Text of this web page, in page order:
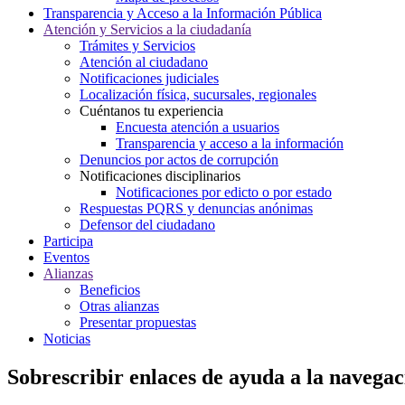
Transparencia y Acceso a la Información Pública
Atención y Servicios a la ciudadanía
Trámites y Servicios
Atención al ciudadano
Notificaciones judiciales
Localización física, sucursales, regionales
Cuéntanos tu experiencia
Encuesta atención a usuarios
Transparencia y acceso a la información
Denuncios por actos de corrupción
Notificaciones disciplinarios
Notificaciones por edicto o por estado
Respuestas PQRS y denuncias anónimas
Defensor del ciudadano
Participa
Eventos
Alianzas
Beneficios
Otras alianzas
Presentar propuestas
Noticias
Sobrescribir enlaces de ayuda a la